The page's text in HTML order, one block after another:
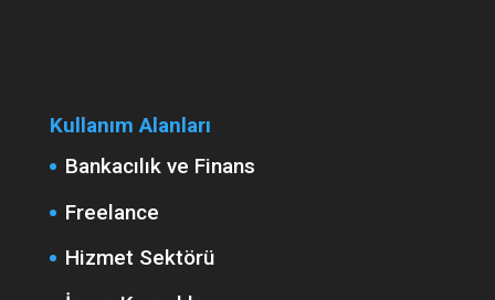
Kullanım Alanları
Bankacılık ve Finans
Freelance
Hizmet Sektörü